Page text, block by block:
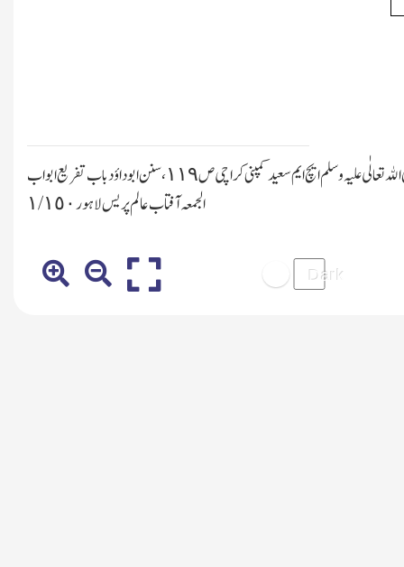
ل مروی از اوس بن ابی اوس دارالفکر بیروت ٤/٨،سنن ابن ماجہ باب ذکر وفاتہ ودفنہ صلی اﷲ تعالٰی علیہ وسلم ایچ ایم سعید کمپنی کراچی ص١١٩، سنن ابو داؤد باب تفریع ابواب
الجمعہ آفتاب عالم پریس لاہور ١/١٥٠